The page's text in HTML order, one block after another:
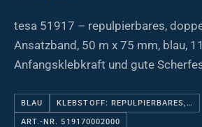
tesa 51917 – repulpierbares,
Ansatzband, 50 m x 75 mm, blau,
Anfangsklebkraft und gute
BLAU KLEBSTOFF: REPULPIERBARES,…
ART.-NR. 519170002000